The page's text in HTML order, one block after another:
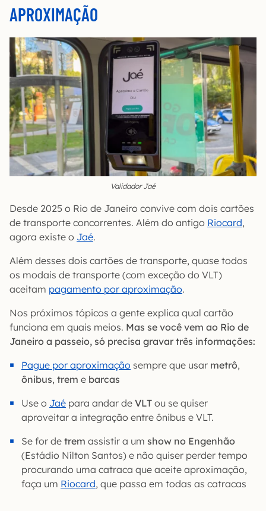
APROXIMAÇÃO
Validador Jaé
Desde 2025 o Rio de Janeiro convive com dois cartões
de transporte concorrentes. Além do antigo Riocard,
agora existe o Jaé.
Além desses dois cartões de transporte, quase todos
os modais de transporte (com exceção do VLT)
aceitam pagamento por aproximação.
Nos próximos tópicos a gente explica qual cartão
funciona em quais meios. Mas se você vem ao Rio de
Janeiro a passeio, só precisa gravar três informações:
Pague por aproximação sempre que usar metrô,
ônibus, trem e barcas
Use o Jaé para andar de VLT ou se quiser
aproveitar a integração entre ônibus e VLT.
Se for de trem assistir a um show no Engenhão
(Estádio Nílton Santos) e não quiser perder tempo
procurando uma catraca que aceite aproximação,
faça um Riocard, que passa em todas as catracas